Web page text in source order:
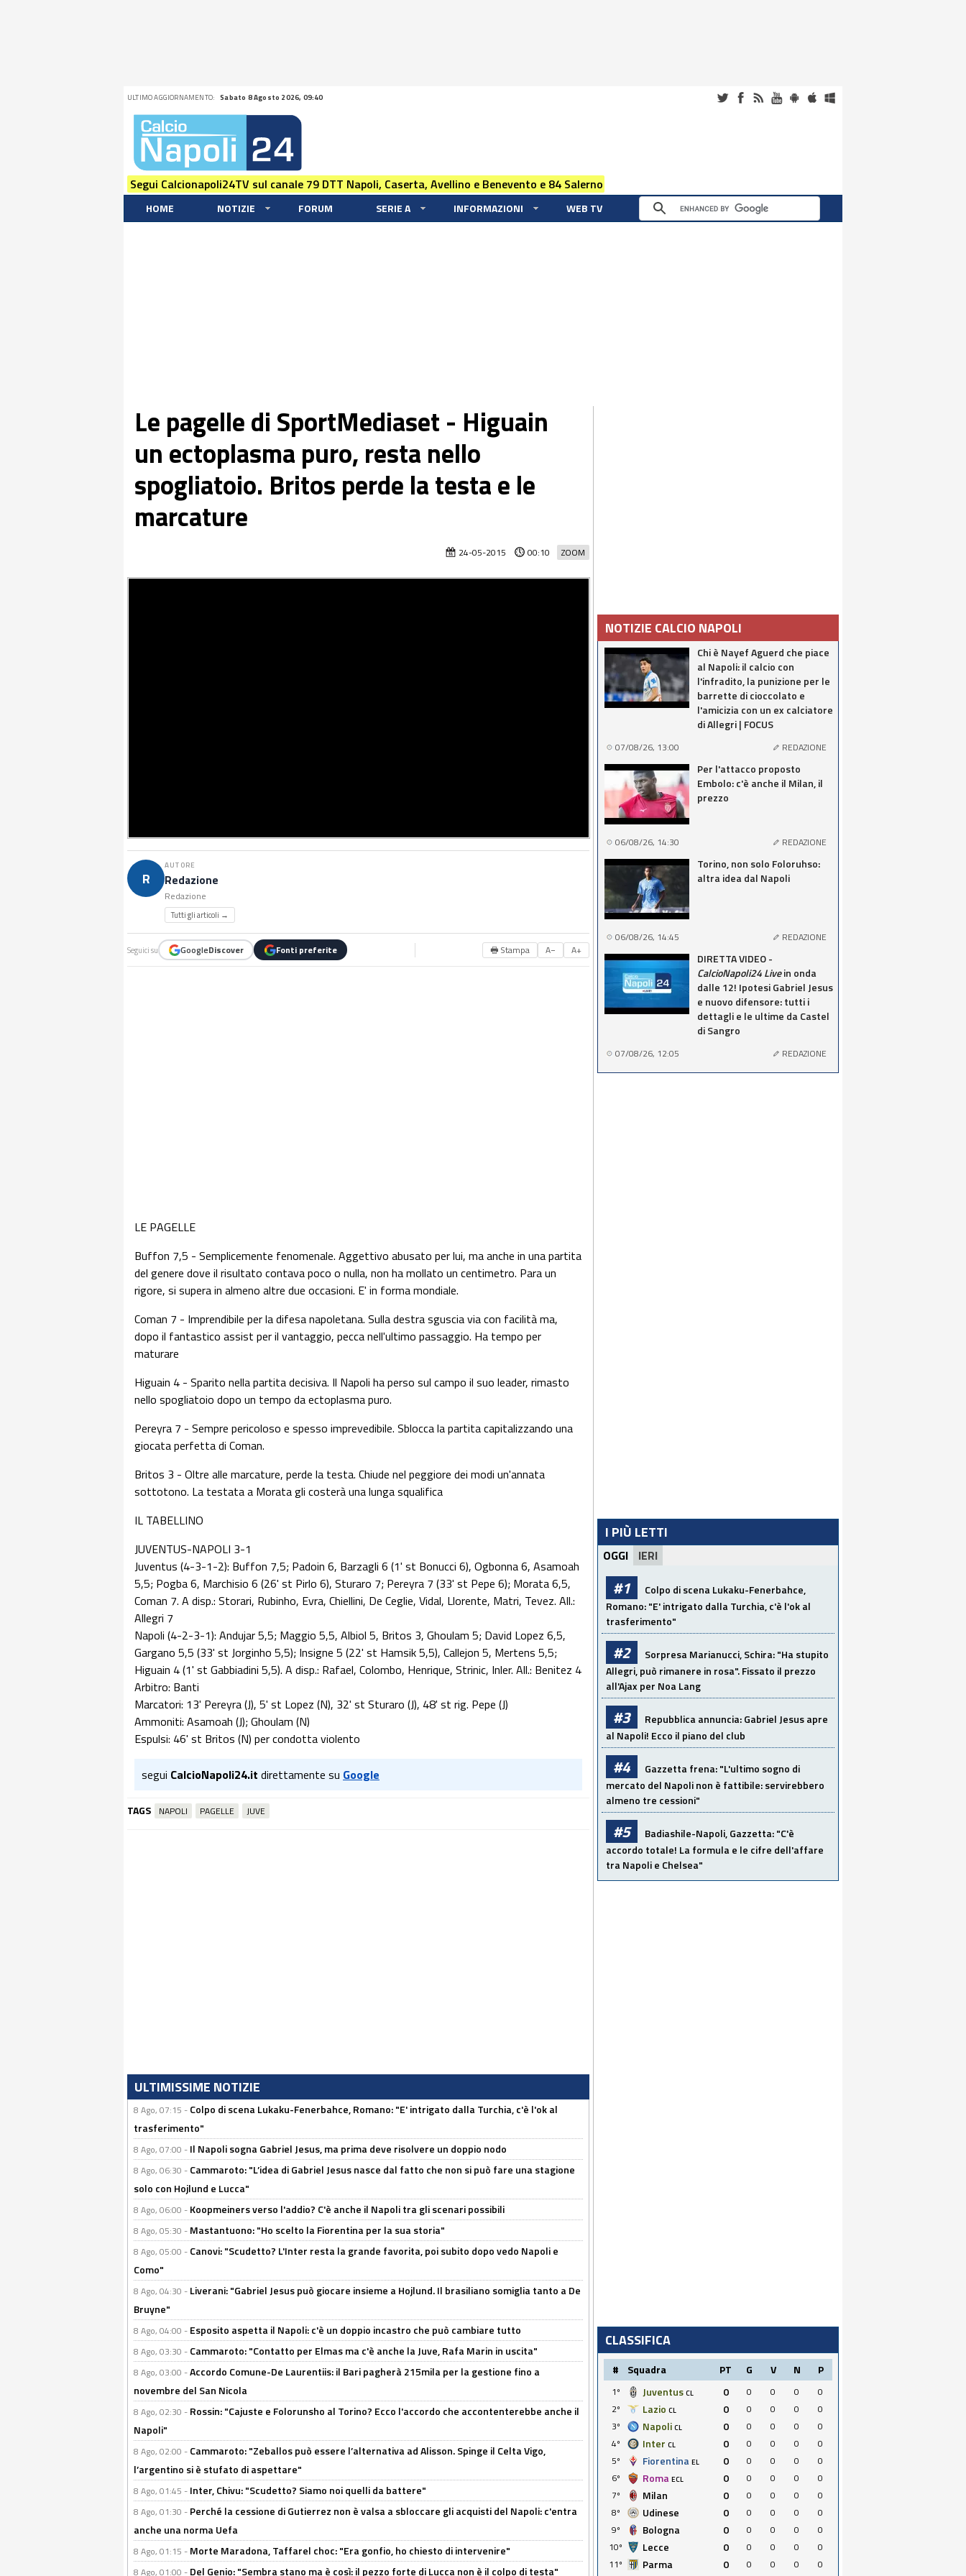
ULTIMO AGGIORNAMENTO: Sabato 8 Agosto 2026, 09:40
Segui Calcionapoli24TV sul canale 79 DTT Napoli, Caserta, Avellino e Benevento e 84 Salerno
HOME NOTIZIE FORUM SERIE A INFORMAZIONI WEB TV
Le pagelle di SportMediaset - Higuain
un ectoplasma puro, resta nello
spogliatoio. Britos perde la testa e le
marcature
ZOOM
24-05-2015 00:10
R
AUTORE
Redazione
Redazione
Tutti gli articoli →
Seguici su GoogleDiscover Fonti preferite 🖶 Stampa A− A+
LE PAGELLE
Buffon 7,5 - Semplicemente fenomenale. Aggettivo abusato per lui, ma anche in una partita
del genere dove il risultato contava poco o nulla, non ha mollato un centimetro. Para un
rigore, si supera in almeno altre due occasioni. E' in forma mondiale.
Coman 7 - Imprendibile per la difesa napoletana. Sulla destra sguscia via con facilità ma,
dopo il fantastico assist per il vantaggio, pecca nell'ultimo passaggio. Ha tempo per
maturare
Higuain 4 - Sparito nella partita decisiva. Il Napoli ha perso sul campo il suo leader, rimasto
nello spogliatoio dopo un tempo da ectoplasma puro.
Pereyra 7 - Sempre pericoloso e spesso imprevedibile. Sblocca la partita capitalizzando una
giocata perfetta di Coman.
Britos 3 - Oltre alle marcature, perde la testa. Chiude nel peggiore dei modi un'annata
sottotono. La testata a Morata gli costerà una lunga squalifica
IL TABELLINO
JUVENTUS-NAPOLI 3-1
Juventus (4-3-1-2): Buffon 7,5; Padoin 6, Barzagli 6 (1' st Bonucci 6), Ogbonna 6, Asamoah
5,5; Pogba 6, Marchisio 6 (26' st Pirlo 6), Sturaro 7; Pereyra 7 (33' st Pepe 6); Morata 6,5,
Coman 7. A disp.: Storari, Rubinho, Evra, Chiellini, De Ceglie, Vidal, Llorente, Matri, Tevez. All.:
Allegri 7
Napoli (4-2-3-1): Andujar 5,5; Maggio 5,5, Albiol 5, Britos 3, Ghoulam 5; David Lopez 6,5,
Gargano 5,5 (33' st Jorginho 5,5); Insigne 5 (22' st Hamsik 5,5), Callejon 5, Mertens 5,5;
Higuain 4 (1' st Gabbiadini 5,5). A disp.: Rafael, Colombo, Henrique, Strinic, Inler. All.: Benitez 4
Arbitro: Banti
Marcatori: 13' Pereyra (J), 5' st Lopez (N), 32' st Sturaro (J), 48' st rig. Pepe (J)
Ammoniti: Asamoah (J); Ghoulam (N)
Espulsi: 46' st Britos (N) per condotta violento
segui CalcioNapoli24.it direttamente su Google
TAGS NAPOLI PAGELLE JUVE
ULTIMISSIME NOTIZIE
8 Ago, 07:15 - Colpo di scena Lukaku-Fenerbahce, Romano: "E' intrigato dalla Turchia, c'è l'ok al
trasferimento"
8 Ago, 07:00 - Il Napoli sogna Gabriel Jesus, ma prima deve risolvere un doppio nodo
8 Ago, 06:30 - Cammaroto: "L’idea di Gabriel Jesus nasce dal fatto che non si può fare una stagione
solo con Hojlund e Lucca"
8 Ago, 06:00 - Koopmeiners verso l'addio? C'è anche il Napoli tra gli scenari possibili
8 Ago, 05:30 - Mastantuono: "Ho scelto la Fiorentina per la sua storia"
8 Ago, 05:00 - Canovi: "Scudetto? L'Inter resta la grande favorita, poi subito dopo vedo Napoli e
Como"
8 Ago, 04:30 - Liverani: "Gabriel Jesus può giocare insieme a Hojlund. Il brasiliano somiglia tanto a De
Bruyne"
8 Ago, 04:00 - Esposito aspetta il Napoli: c'è un doppio incastro che può cambiare tutto
8 Ago, 03:30 - Cammaroto: "Contatto per Elmas ma c'è anche la Juve, Rafa Marin in uscita"
8 Ago, 03:00 -Accordo Comune-De Laurentiis: il Bari pagherà 215mila per la gestione fino a
novembre del San Nicola
8 Ago, 02:30 - Rossin: "Cajuste e Folorunsho al Torino? Ecco l'accordo che accontenterebbe anche il
Napoli"
8 Ago, 02:00 - Cammaroto: "Zeballos può essere l’alternativa ad Alisson. Spinge il Celta Vigo,
l’argentino si è stufato di aspettare"
8 Ago, 01:45 - Inter, Chivu: "Scudetto? Siamo noi quelli da battere"
8 Ago, 01:30 - Perché la cessione di Gutierrez non è valsa a sbloccare gli acquisti del Napoli: c'entra
anche una norma Uefa
8 Ago, 01:15 - Morte Maradona, Taffarel choc: "Era gonfio, ho chiesto di intervenire"
8 Ago, 01:00 - Del Genio: "Sembra stano ma è così: il pezzo forte di Lucca non è il colpo di testa"
NOTIZIE CALCIO NAPOLI
Chi è Nayef Aguerd che piace
al Napoli: il calcio con
l'infradito, la punizione per le
barrette di cioccolato e
l'amicizia con un ex calciatore
di Allegri | FOCUS
07/08/26, 13:00 REDAZIONE
Per l'attacco proposto
Embolo: c'è anche il Milan, il
prezzo
06/08/26, 14:30 REDAZIONE
Torino, non solo Foloruhso:
altra idea dal Napoli
06/08/26, 14:45 REDAZIONE
DIRETTA VIDEO -
CalcioNapoli24 Livein onda
dalle 12! Ipotesi Gabriel Jesus
e nuovo difensore: tutti i
dettagli e le ultime da Castel
di Sangro
07/08/26, 12:05 REDAZIONE
I PIÙ LETTI
OGGI IERI
#1
Colpo di scena Lukaku-Fenerbahce,
Romano: "E' intrigato dalla Turchia, c'è l'ok al
trasferimento"
#2
Sorpresa Marianucci, Schira: "Ha stupito
Allegri, può rimanere in rosa". Fissato il prezzo
all'Ajax per Noa Lang
#3
Repubblica annuncia: Gabriel Jesus apre
al Napoli! Ecco il piano del club
#4
Gazzetta frena: "L'ultimo sogno di
mercato del Napoli non è fattibile: servirebbero
almeno tre cessioni"
#5
Badiashile-Napoli, Gazzetta: "C'è
accordo totale! La formula e le cifre dell'affare
tra Napoli e Chelsea"
CLASSIFICA
# Squadra PT G V N P
1º Juventus CL 0 0 0 0
0
2º
Lazio CL 0 0 0 0
0
3º
Napoli CL 0 0 0 0
0
4º
Inter CL 0 0 0 0
0
5º
Fiorentina EL 0 0 0 0
0
6º
Roma ECL 0 0 0 0
0
7º
Milan 0 0 0 0
0
8º
Udinese 0 0 0 0
0
9º
Bologna 0 0 0 0
0
10º
Lecce 0 0 0 0
0
11º
Parma 0 0 0 0
0